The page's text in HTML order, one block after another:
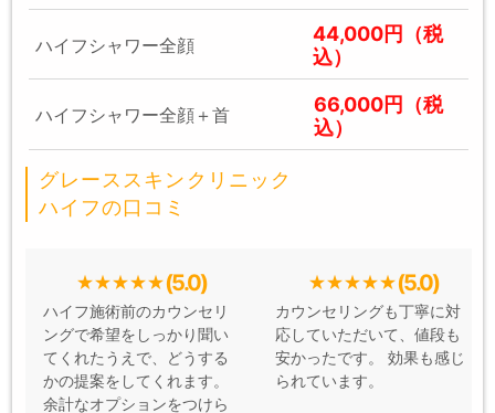
ハイフシャワー全顔
44,000円（税
込）
ハイフシャワー全顔＋首
66,000円（税
込）
グレーススキンクリニック
ハイフの口コミ
(5.0)
ハイフ施術前のカウンセリ
ングで希望をしっかり聞い
てくれたうえで、どうする
かの提案をしてくれます。
余計なオプションをつけら
(5.0)
カウンセリングも丁寧に対
応していただいて、値段も
安かったです。 効果も感じ
られています。